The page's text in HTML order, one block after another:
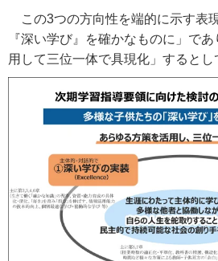
この3つの方向性を端的に示す表
『深い学び』を確かなものに」で
用して三位一体で具現化」するとし